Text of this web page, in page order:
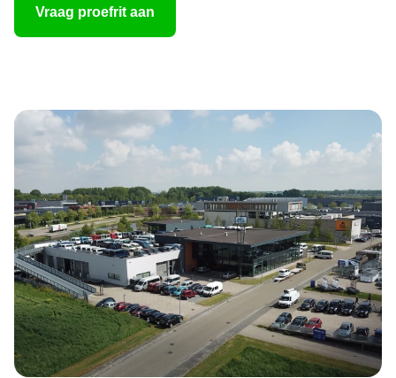
Vraag proefrit aan